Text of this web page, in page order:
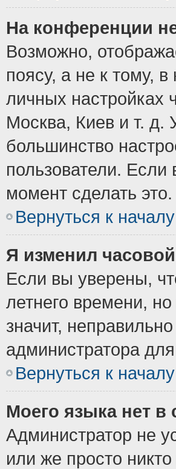
На конференции
Возможно,
поясу, а не к тому,
личных настройках
Москва, Киев и т. д.
большинство
пользователи.
момент сделать это.
Вернуться к началу
Я изменил
Если вы уверены,
летнего времени,
значит,
администратора
Вернуться к началу
Моего языка нет в
Администратор не
или же просто